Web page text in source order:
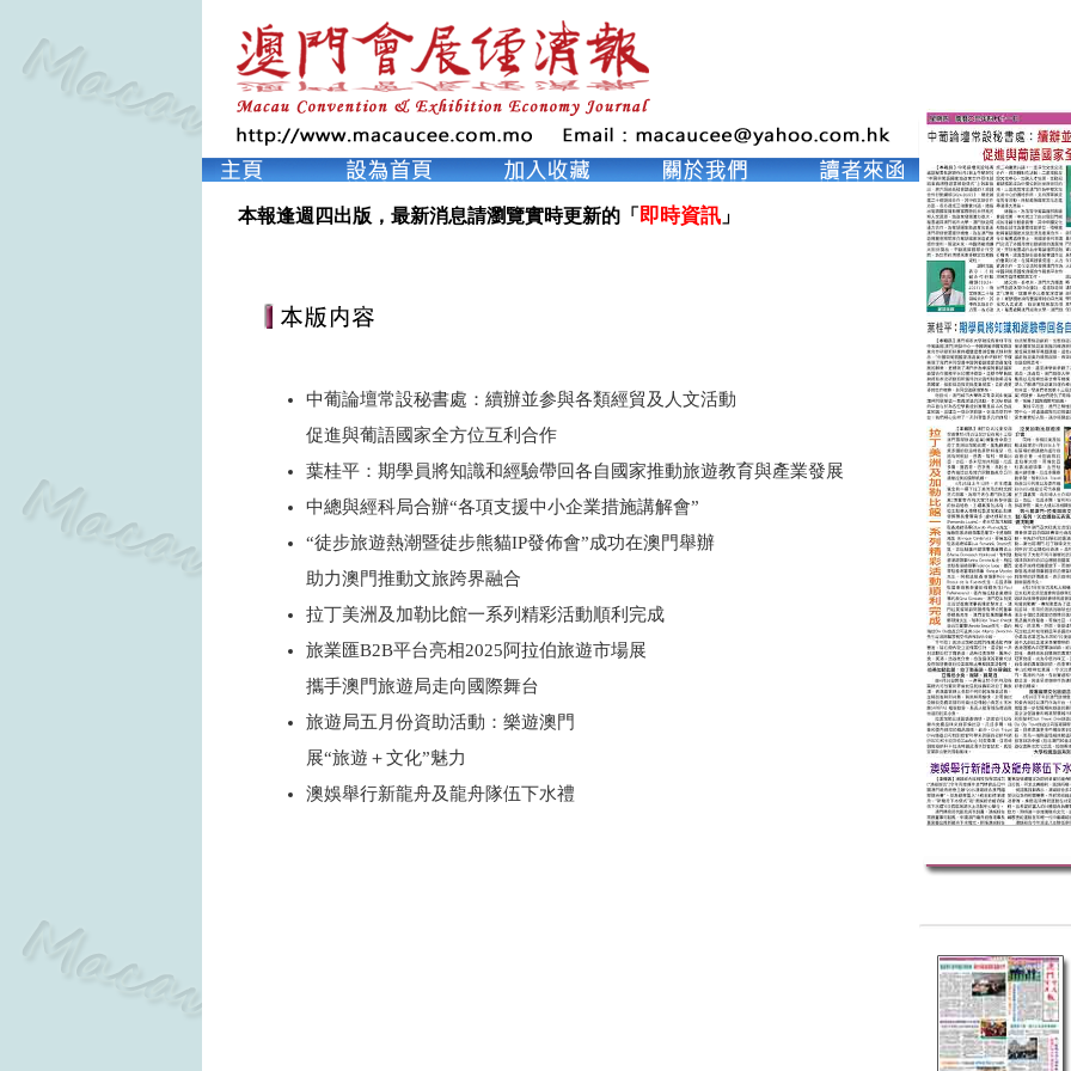
本報逢週四出版，最新消息請瀏覽實時更新的「 即時資訊」
中葡論壇常設秘書處：續辦並参與各類經貿及人文活動
促進與葡語國家全方位互利合作
葉桂平：期學員將知識和經驗帶回各自國家推動旅遊教育與產業發展
中總與經科局合辦“各項支援中小企業措施講解會”
“徒步旅遊熱潮暨徒步熊貓IP發佈會”成功在澳門舉辦
助力澳門推動文旅跨界融合
拉丁美洲及加勒比館一系列精彩活動順利完成
旅業匯B2B平台亮相2025阿拉伯旅遊市場展
攜手澳門旅遊局走向國際舞台
旅遊局五月份資助活動：樂遊澳門
展“旅遊＋文化”魅力
澳娛舉行新龍舟及龍舟隊伍下水禮